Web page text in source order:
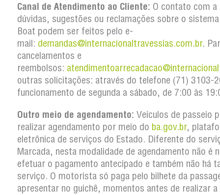
Canal de Atendimento ao Cliente: O contato com a
dúvidas, sugestões ou reclamações sobre o
Boat podem ser feitos pelo e-
mail: demandas@internacionaltravessias.com.br.
cancelamentos e
reembolsos:
outras solicitações: através do telefone (71) 3103-
funcionamento de segunda a sábado, de 7:00 às
Outro meio de agendamento: Veículos de passeio
realizar agendamento por meio do ba.gov.br,
eletrônica de serviços do Estado. Diferente do
Marcada, nesta modalidade de agendamento não é
efetuar o pagamento antecipado e também não há
serviço. O motorista só paga pelo bilhete da
apresentar no guichê, momentos antes de realizar